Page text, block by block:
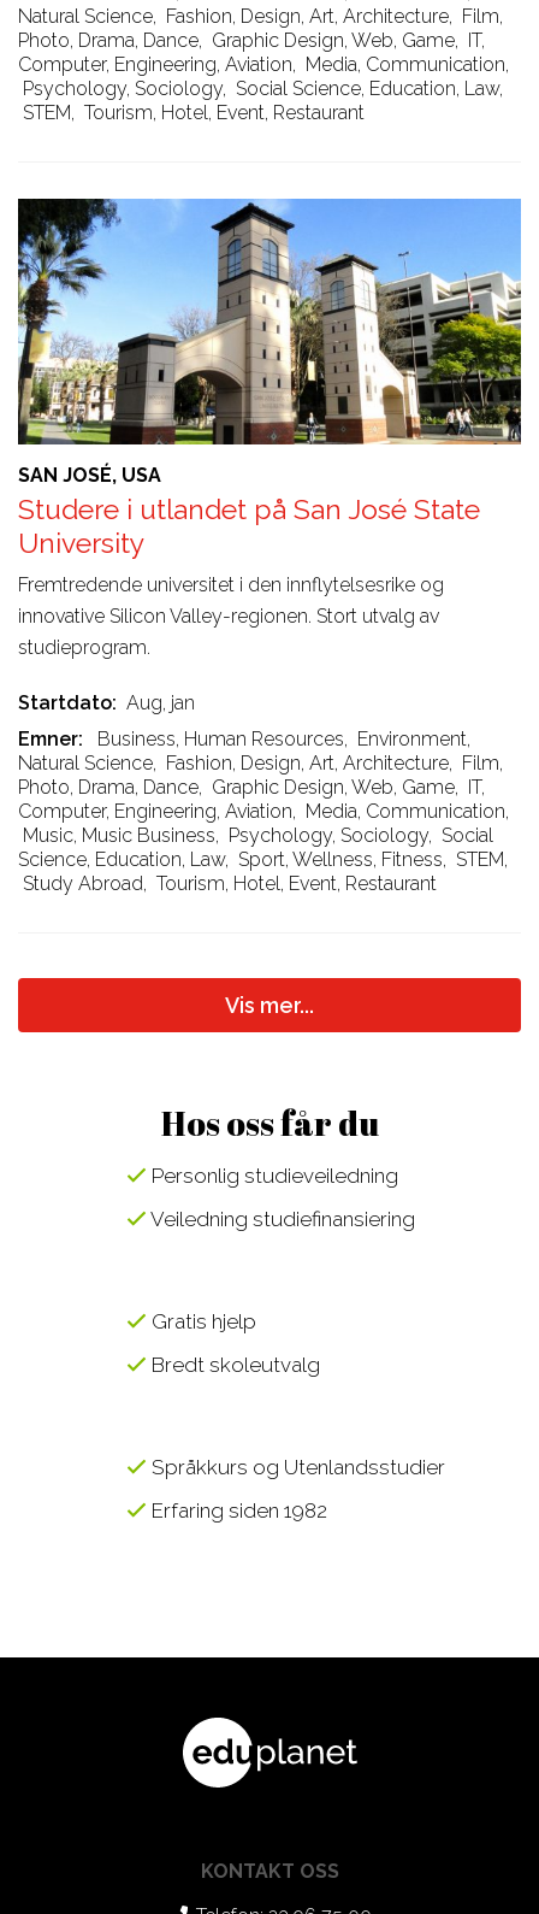
Natural Science, Fashion, Design, Art, Architecture, Film,
Photo, Drama, Dance, Graphic Design, Web, Game,
IT,
Computer, Engineering, Aviation, Media, Communication,
Psychology, Sociology, Social Science, Education, Law,
STEM, Tourism, Hotel, Event, Restaurant
SAN JOSÉ, USA
Studere i utlandet på San José State
University
Fremtredende universitet i den innflytelsesrike og
innovative Silicon Valley-regionen. Stort utvalg av
studieprogram.
Startdato
Aug, jan
Emner
Business, Human Resources, Environment,
Natural Science, Fashion, Design, Art, Architecture, Film,
Photo, Drama, Dance, Graphic Design, Web, Game, IT,
Computer, Engineering, Aviation, Media, Communication,
Music, Music Business, Psychology, Sociology, Social
Science, Education, Law, Sport, Wellness, Fitness, STEM,
Study Abroad, Tourism, Hotel, Event, Restaurant
Vis mer...
Hos oss får du
Personlig studieveiledning
Veiledning studiefinansiering
Gratis hjelp
Bredt skoleutvalg
Språkkurs og Utenlandsstudier
Erfaring siden 1982
KONTAKT OSS